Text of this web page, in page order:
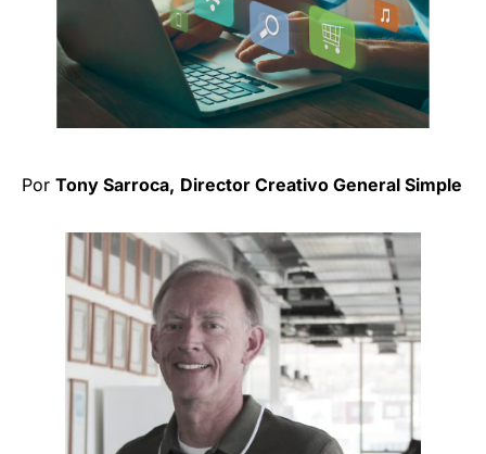
Por Tony Sarroca, Director Creativo General Simple